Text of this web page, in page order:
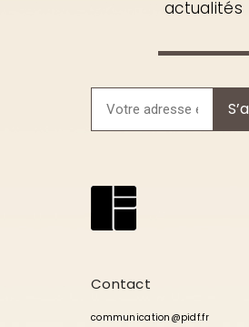
actualités
Contact
communication@pidf.fr